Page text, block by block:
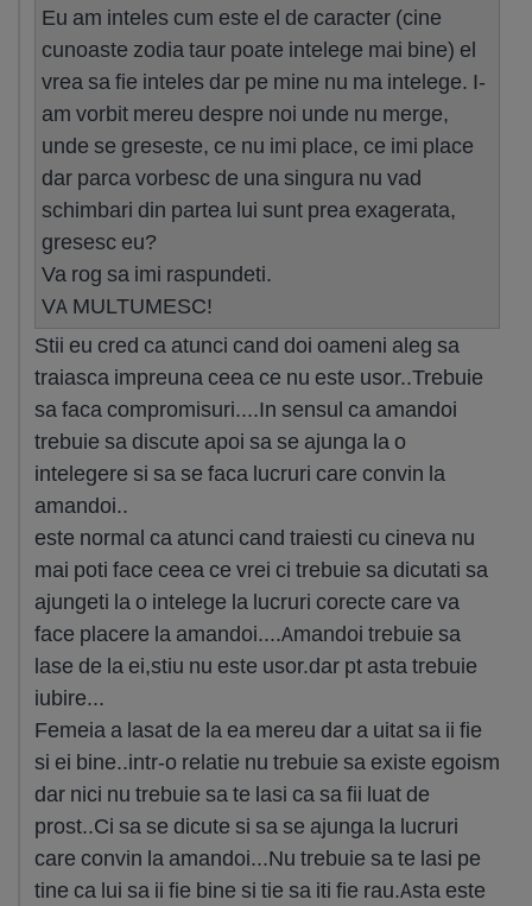
Eu am inteles cum este el de caracter (cine
cunoaste zodia taur poate intelege mai bine) el
vrea sa fie inteles dar pe mine nu ma intelege. I-
am vorbit mereu despre noi unde nu merge,
unde se greseste, ce nu imi place, ce imi place
dar parca vorbesc de una singura nu vad
schimbari din partea lui sunt prea exagerata,
gresesc eu?
Va rog sa imi raspundeti.
VA MULTUMESC!
Stii eu cred ca atunci cand doi oameni aleg sa
traiasca impreuna ceea ce nu este usor..Trebuie
sa faca compromisuri....In sensul ca amandoi
trebuie sa discute apoi sa se ajunga la o
intelegere si sa se faca lucruri care convin la
amandoi..
este normal ca atunci cand traiesti cu cineva nu
mai poti face ceea ce vrei ci trebuie sa dicutati sa
ajungeti la o intelege la lucruri corecte care va
face placere la amandoi....Amandoi trebuie sa
lase de la ei,stiu nu este usor.dar pt asta trebuie
iubire...
Femeia a lasat de la ea mereu dar a uitat sa ii fie
si ei bine..intr-o relatie nu trebuie sa existe egoism
dar nici nu trebuie sa te lasi ca sa fii luat de
prost..Ci sa se dicute si sa se ajunga la lucruri
care convin la amandoi...Nu trebuie sa te lasi pe
tine ca lui sa ii fie bine si tie sa iti fie rau.Asta este